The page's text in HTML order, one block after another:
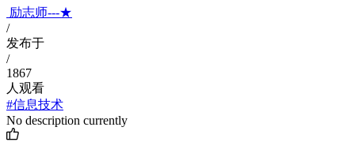
励志师---★
/
发布于
/
1867
人观看
#信息技术
No description currently